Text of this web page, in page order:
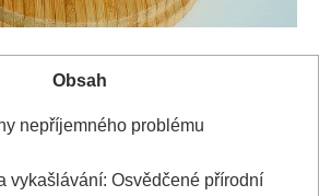
Obsah
nepříjemného problému
vykašlávání: Osvědčené přírodní